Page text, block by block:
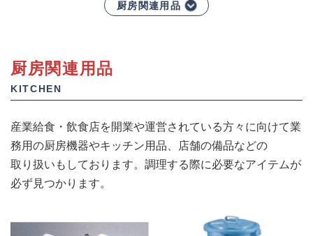
厨房関連用品
厨房関連用品
KITCHEN
産業給食・飲食店を開業や運営されている方々に向けて業
務用の厨房機器やキッチン用品、店舗の備品などの
取り扱いもしております。調理する際に必要なアイテムが
必ず見つかります。